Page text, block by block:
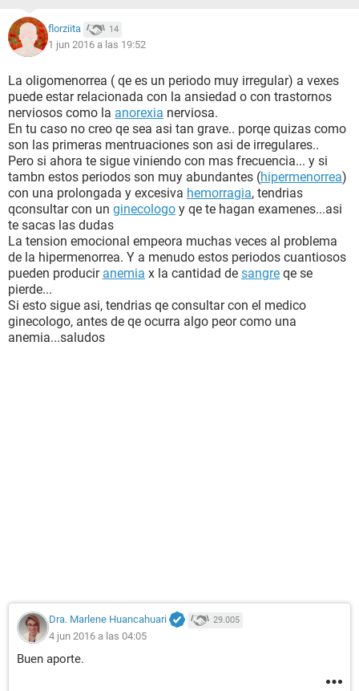
florziita 14
1 jun 2016 a las 19:52
La oligomenorrea ( qe es un periodo muy irregular) a vexes
puede estar relacionada con la ansiedad o con trastornos
nerviosos como la anorexia nerviosa.
En tu caso no creo qe sea asi tan grave.. porqe quizas como
son las primeras mentruaciones son asi de irregulares..
Pero si ahora te sigue viniendo con mas frecuencia... y si
tambn estos periodos son muy abundantes (hipermenorrea)
con una prolongada y excesiva hemorragia, tendrias
qconsultar con un ginecologo y qe te hagan examenes...asi
te sacas las dudas
La tension emocional empeora muchas veces al problema
de la hipermenorrea. Y a menudo estos periodos cuantiosos
pueden producir anemia x la cantidad de sangre qe se
pierde...
Si esto sigue asi, tendrias qe consultar con el medico
ginecologo, antes de qe ocurra algo peor como una
anemia...saludos
Dra. Marlene Huancahuari 29.005
4 jun 2016 a las 04:05
Buen aporte.